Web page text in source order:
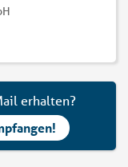
erhalten?